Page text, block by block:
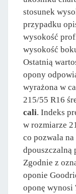
stosunek
przypadku
wysokość
wysokość
Ostatnią
opony
wyrażona w
215/55 R16
cali. Indeks
w rozmiarze
co pozwala
dpouszczalną
Zgodnie z
oponie
oponę wynosi